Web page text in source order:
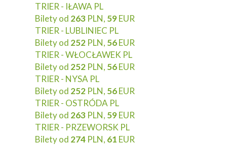
TRIER - IŁAWA PL
Bilety od 263 PLN, 59EUR
TRIER - LUBLINIEC PL
Bilety od 252 PLN, 56EUR
TRIER - WŁOCŁAWEK PL
Bilety od 252 PLN, 56EUR
TRIER - NYSA PL
Bilety od 252 PLN, 56EUR
TRIER - OSTRÓDA PL
Bilety od 263 PLN, 59EUR
TRIER - PRZEWORSK PL
Bilety od 274 PLN, 61 EUR